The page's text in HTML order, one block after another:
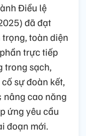
Điều lệ
đã đạt
toàn diện
trực tiếp
trong sạch,
sự đoàn kết,
cao năng
ứng yêu cầu
đoạn mới.